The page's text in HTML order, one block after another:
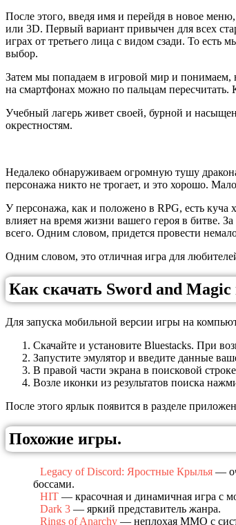
После этого, введя имя и перейдя в новое
или 3D. Первый вариант привычен для всех
играх от третьего лица с видом сзади. То
выбор.
Затем мы попадаем в игровой мир и понимаем,
на смартфонах можно по пальцам пересчитать.
Учебный лагерь живет своей, бурной и
окрестностям.
Недалеко обнаруживаем огромную тушу
персонажа никто не трогает, и это хорошо.
У персонажа, как и положено в RPG, есть куча
влияет на время жизни вашего героя в битве.
всего. Одним словом, придется провести
Одним словом, это отличная игра для
Как скачать Sword and
Для запуска мобильной версии игры на
Скачайте и установите Bluestacks. При
Запустите эмулятор и введите данные
В правой части экрана в поисковой
Возле иконки из результатов поиска
После этого ярлык появится в разделе
Похожие игры.
Legacy of Discord: Яростные Крылья —
боссами.
HIT — красочная и динамичная игра с
Dark 3 — яркий представитель жанра.
Rings of Anarchy — неплохая MMO с